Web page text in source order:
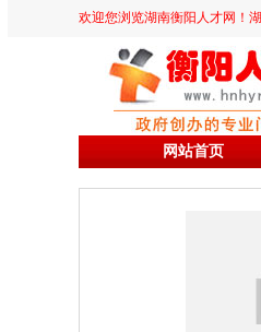
欢迎您浏览湖南衡阳人才网！
网站首页